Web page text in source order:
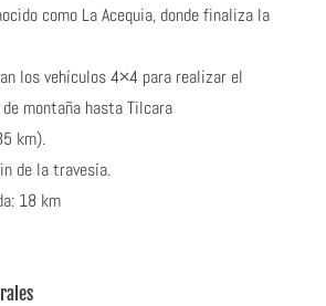
como La Acequia, donde finaliza la
los vehículos 4×4 para realizar el
montaña hasta Tilcara
km).
de la travesía.
18 km